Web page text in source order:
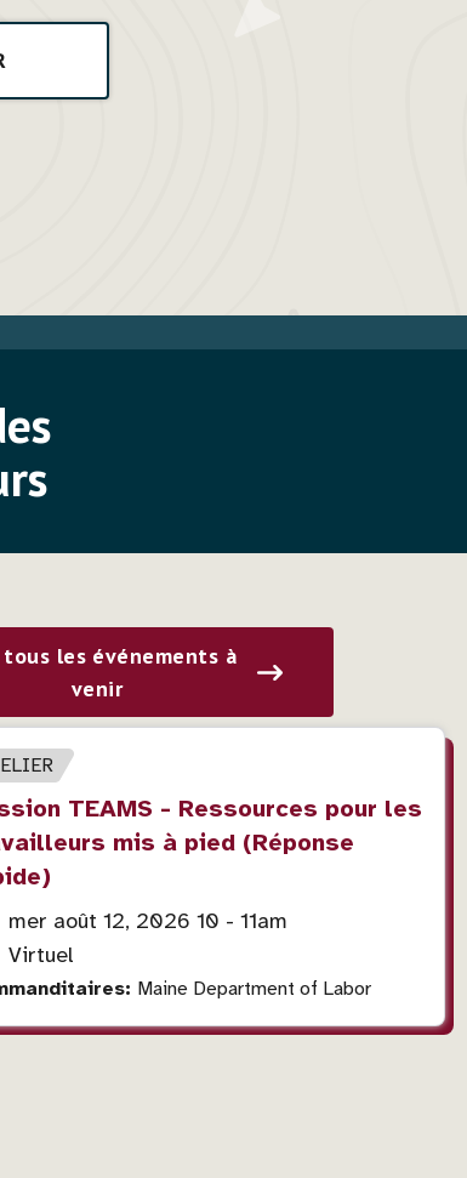
TEAMS - Ressources pour les
mis à pied (Réponse
mer août 12, 2026 10 - 11am
Virtuel
Maine Department of Labor
les événements à
venir